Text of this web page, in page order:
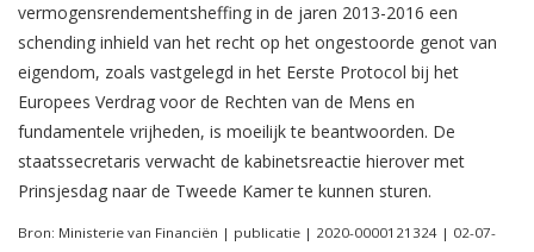
vermogensrendementsheffing in de jaren 2013-2016 een
schending inhield van het recht op het ongestoorde genot van
eigendom, zoals vastgelegd in het Eerste Protocol bij het
Europees Verdrag voor de Rechten van de Mens en
fundamentele vrijheden, is moeilijk te beantwoorden. De
staatssecretaris verwacht de kabinetsreactie hierover met
Prinsjesdag naar de Tweede Kamer te kunnen sturen.
Bron: Ministerie van Financiën | publicatie | 2020-0000121324 | 02-07-